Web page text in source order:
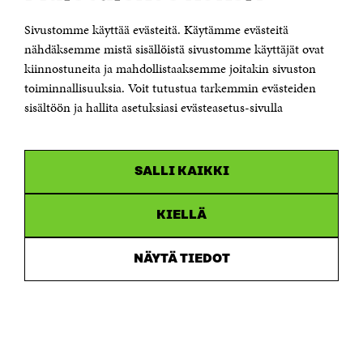
Sivustomme käyttää evästeitä. Käytämme evästeitä
nähdäksemme mistä sisällöistä sivustomme käyttäjät ovat
kiinnostuneita ja mahdollistaaksemme joitakin sivuston
toiminnallisuuksia. Voit tutustua tarkemmin evästeiden
sisältöön ja hallita asetuksiasi evästeasetus-sivulla
SALLI KAIKKI
KIELLÄ
NÄYTÄ TIEDOT
00181 Helsinki
Puhelin +358 294 618 991
Sähköpostiosoite
Saapumisohjeet
Y-tunnus 0202132-3
ikkunassaInstagram